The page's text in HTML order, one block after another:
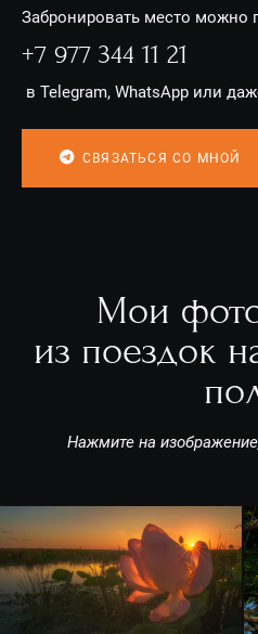
Забронировать место можно
+7 977 344 11 21
в Telegram, WhatsApp или
СВЯЗАТЬСЯ СО МНОЙ
Мои
из поездок
Нажмите на